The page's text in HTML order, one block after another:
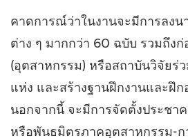
คาดการณ์ว่าในงานจะมีการลง
ต่าง ๆ มากกว่า 60 ฉบับ รวมถึงก่
(อุตสาหกรรม) หรือสถาบันวิจัยร่
แห่ง และสร้างฐานฝึกงานและฝึ
นอกจากนี้ จะมีการจัดตั้งประชา
หรือพันธมิตรภาคอุตสาหกรรม-ก